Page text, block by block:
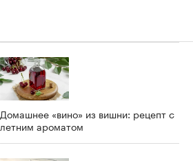
Домашнее «вино» из вишни: рецепт с
летним ароматом